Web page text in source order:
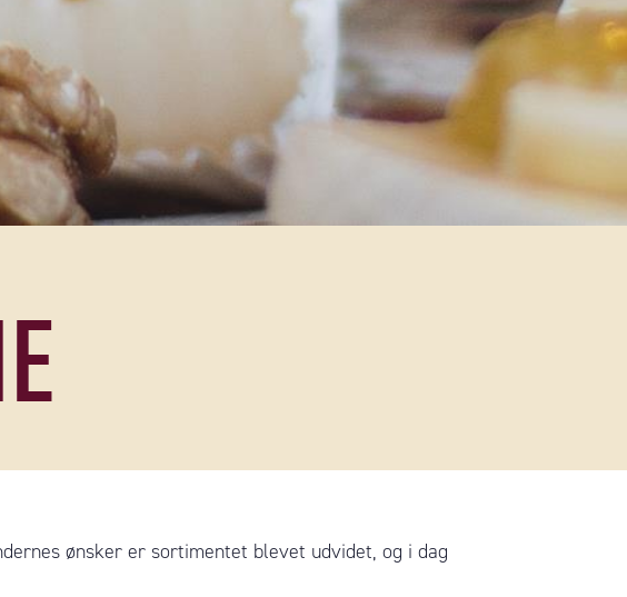
ønsker er sortimentet blevet udvidet, og i dag